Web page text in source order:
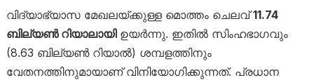
വിദ്യാഭ്യാസ മേഖലയ്ക്കുള്ള മൊത്തം ചെലവ്11.74
ബില്യൺ റിയാലായിഉയർന്നു. ഇതിൽ സിംഹഭാഗവും
(8.63 ബില്യൺ റിയാൽ) ശമ്പളത്തിനും
വേതനത്തിനുമായാണ് വിനിയോഗിക്കുന്നത്. പ്രധാന